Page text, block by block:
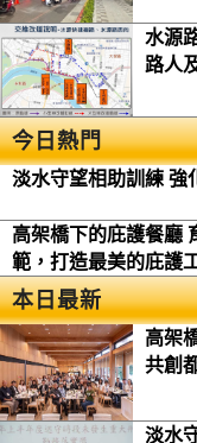
水源
路人
今日熱門
淡水守望相助訓練 強
高架橋下的庇護餐廳
範，打造最美的庇護
本日最新
高架
共創
淡水